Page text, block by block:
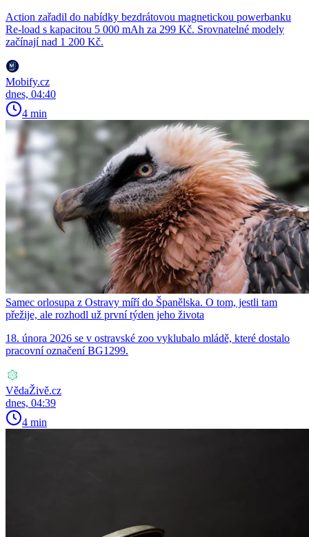
Action zařadil do nabídky bezdrátovou magnetickou powerbanku
Re-load s kapacitou 5 000 mAh za 299 Kč. Srovnatelné modely
začínají nad 1 200 Kč.
Mobify.cz
dnes, 04:40
4 min
Samec orlosupa z Ostravy míří do Španělska. O tom, jestli tam
přežije, ale rozhodl už první týden jeho života
18. února 2026 se v ostravské zoo vyklubalo mládě, které dostalo
pracovní označení BG1299.
VědaŽivě.cz
dnes, 04:39
4 min